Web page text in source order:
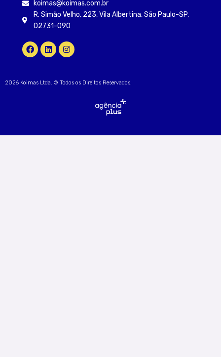
koimas@koimas.com.br
R. Simão Velho, 223, Vila Albertina, São Paulo-SP,
02731-090
2026 Koimas Ltda. © Todos os Direitos Reservados.